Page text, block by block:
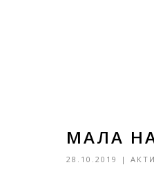
МАЛА
28.10.2019 |